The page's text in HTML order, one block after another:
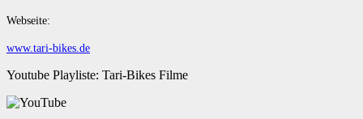
Webseite:
www.tari-bikes.de
Youtube Playliste: Tari-Bikes Filme